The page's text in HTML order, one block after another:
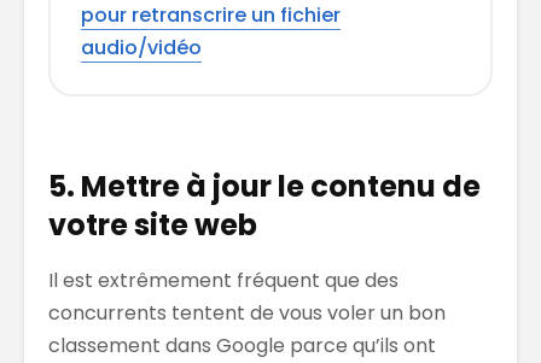
pour retranscrire un fichier
audio/vidéo
5. Mettre à jour le contenu de
votre site web
Il est extrêmement fréquent que des
concurrents tentent de vous voler un bon
classement dans Google parce qu’ils ont